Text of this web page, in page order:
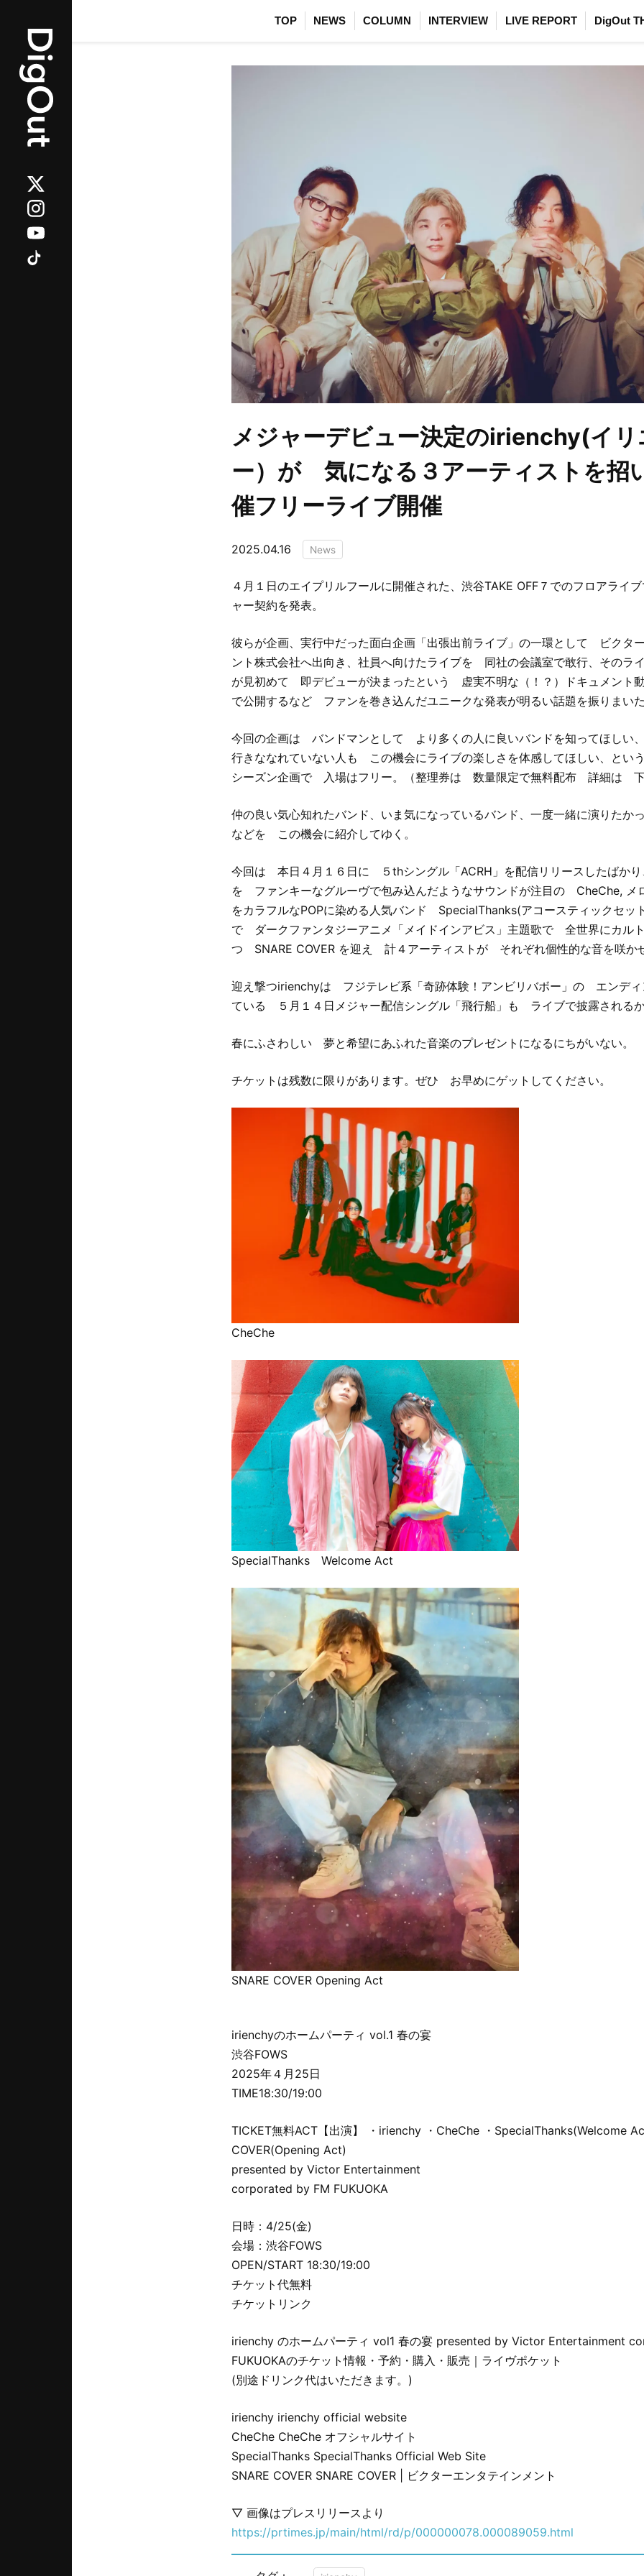
TOP NEWS COLUMN INTERVIEW LIVE REPORT DigOut
メジャーデビュー決定のirienchy(イリ
ー）が 気になる３アーティストを
催フリーライブ開催
2025.04.16 News
４月１日のエイプリルフールに開催された、渋谷TAKE OFF７でのフロアライ
ャー契約を発表。
彼らが企画、実行中だった面白企画「出張出前ライブ」の一環として ビクタ
ント株式会社へ出向き、社員へ向けたライブを 同社の会議室で敢行、そのラ
が見初めて 即デビューが決まったという 虚実不明な（！？）ドキュメント
で公開するなど ファンを巻き込んだユニークな発表が明るい話題を振りまいた
今回の企画は バンドマンとして より多くの人に良いバンドを知ってほしい
行きななれていない人も この機会にライブの楽しさを体感してほしい、とい
シーズン企画で 入場はフリー。（整理券は 数量限定で無料配布 詳細は 下
仲の良い気心知れたバンド、いま気になっているバンド、一度一緒に演りたか
などを この機会に紹介してゆく。
今回は 本日４月１６日に ５thシングル「ACRH」を配信リリースしたばかり
を ファンキーなグルーヴで包み込んだようなサウンドが注目の CheChe, メ
をカラフルなPOPに染める人気バンド SpecialThanks(アコースティックセッ
で ダークファンタジーアニメ「メイドインアビス」主題歌で 全世界にカル
つ SNARE COVER を迎え 計４アーティストが それぞれ個性的な音を咲かせ
迎え撃つirienchyは フジテレビ系「奇跡体験！アンビリバボー」の エンディ
ている ５月１４日メジャー配信シングル「飛行船」も ライブで披露されるか
春にふさわしい 夢と希望にあふれた音楽のプレゼントになるにちがいない。
チケットは残数に限りがあります。ぜひ お早めにゲットしてください。
CheChe
SpecialThanks Welcome Act
SNARE COVER Opening Act
irienchyのホームパーティ vol.1 春の宴
渋谷FOWS
2025年４月25日
TIME18:30/19:00
TICKET無料ACT【出演】 ・irienchy ・CheChe ・SpecialThanks(Welcome
COVER(Opening Act)
presented by Victor Entertainment
corporated by FM FUKUOKA
日時：4/25(金)
会場：渋谷FOWS
OPEN/START 18:30/19:00
チケット代無料
チケットリンク
irienchy のホームパーティ vol1 春の宴 presented by Victor Entertainment
FUKUOKAのチケット情報・予約・購入・販売｜ライヴポケット
(別途ドリンク代はいただきます。)
irienchy irienchy official website
CheChe CheChe オフシャルサイト
SpecialThanks SpecialThanks Official Web Site
SNARE COVER SNARE COVER | ビクターエンタテインメント
▽ 画像はプレスリリースより
https://prtimes.jp/main/html/rd/p/000000078.000089059.html